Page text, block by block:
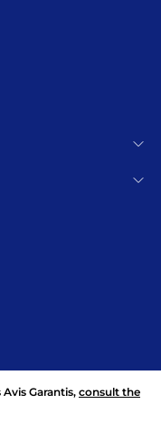
Garantis, consult the